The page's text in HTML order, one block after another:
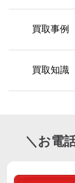
買取事例
買取知識
＼お電